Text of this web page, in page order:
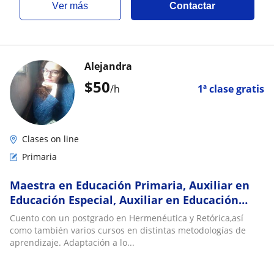
ver más Contactar
$50/h 1ª clase gratis
Alejandra
Clases on line
Primaria
Maestra en Educación Primaria, Auxiliar en
Educación Especial, Auxiliar en Educación
Inicial
Cuento con un postgrado en Hermenéutica y Retórica,así
como también varios cursos en distintas metodologías de
aprendizaje. Adaptación a lo...